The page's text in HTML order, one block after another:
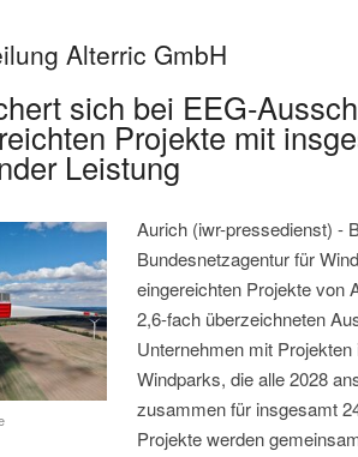
Alterric GmbH
sich bei EEG-
Projekte mit
Leistung
Aurich (iwr-pressedienst) -
Bundesnetzagentur für
eingereichten Projekte von
2,6-fach überzeichneten
Unternehmen mit
Windparks, die alle 2028
zusammen für insgesamt
Projekte werden